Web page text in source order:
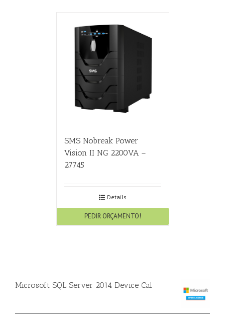
SMS Nobreak Power
Vision II NG 2200VA –
27745
Details
PEDIR ORÇAMENTO!
Microsoft SQL Server 2014 Device Cal